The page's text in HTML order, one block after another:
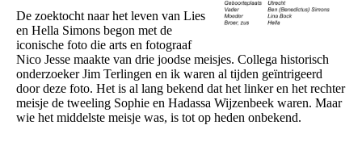
De zoektocht naar het leven van Lies
en Hella Simons begon met de
iconische foto die arts en fotograaf
Nico Jesse maakte van drie joodse meisjes. Collega historisch
onderzoeker Jim Terlingen en ik waren al tijden geïntrigeerd
door deze foto. Het is al lang bekend dat het linker en het rechter
meisje de tweeling Sophie en Hadassa Wijzenbeek waren. Maar
wie het middelste meisje was, is tot op heden onbekend.